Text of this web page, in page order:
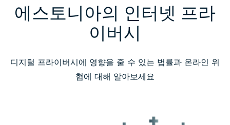
에스토니아의 인터넷 프라
이버시
디지털 프라이버시에 영향을 줄 수 있는 법률과 온라인 위
협에 대해 알아보세요